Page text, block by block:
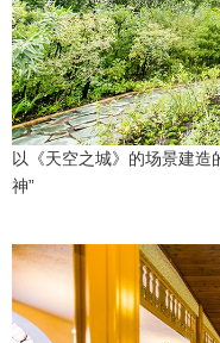
以《天空之城》的场景建造
神”